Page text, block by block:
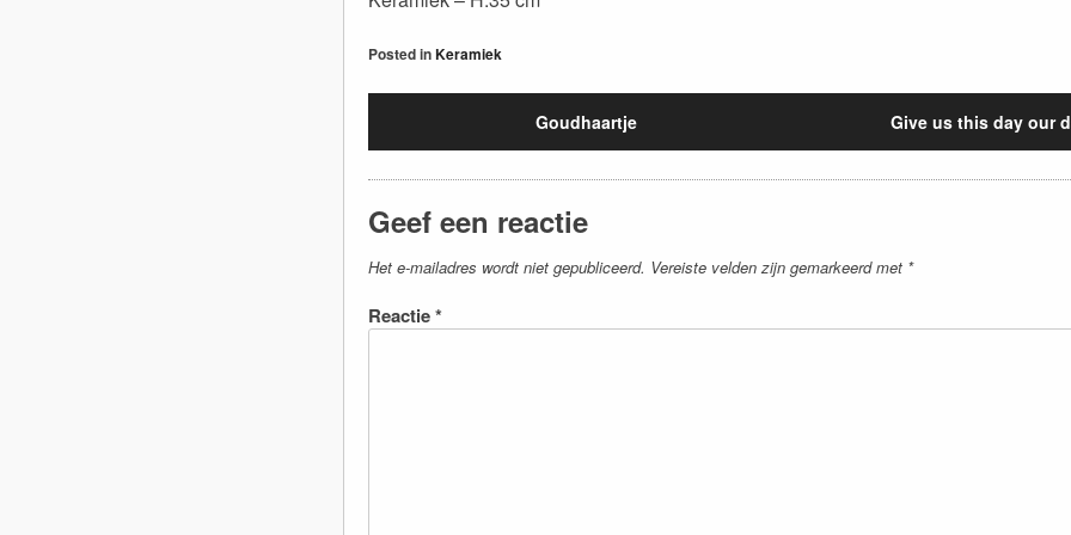
Posted inKeramiek
Goudhaartje Give us this day our
Geef een reactie
Het e-mailadres wordt niet gepubliceerd. Vereiste velden zijn gemarkeerd met *
Reactie*